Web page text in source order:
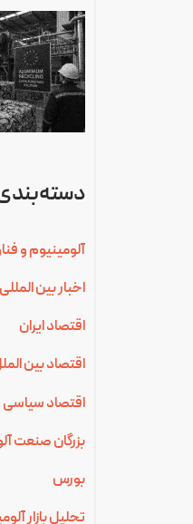
آلومینیوم و
اخبار بین
اقتصاد ایران
اقتصاد بین
اقتصاد سیاسی
بزرگان صنعت
بورس
تحلیل بازار